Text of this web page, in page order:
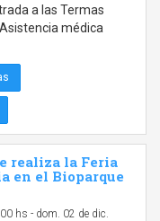
a las Termas
médica
realiza la Feria
en el Bioparque
hs - dom. 02 de dic.